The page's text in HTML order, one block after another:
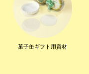
菓子缶ギフト用資材